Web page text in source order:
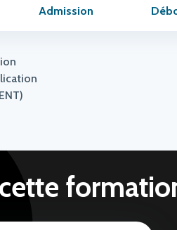
Admission
cette